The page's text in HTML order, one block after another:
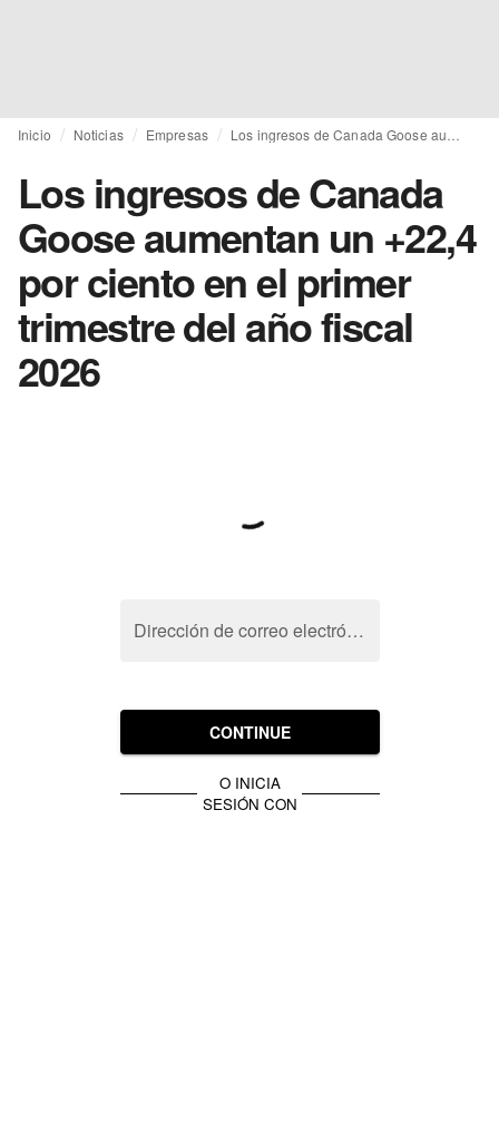
Inicio Noticias Empresas
Los ingresos de Canada
Goose aumentan un +22,4
por ciento en el primer
trimestre del año fiscal
2026
Dirección de correo electrónico
CONTINUE
O INICIA
SESIÓN CON